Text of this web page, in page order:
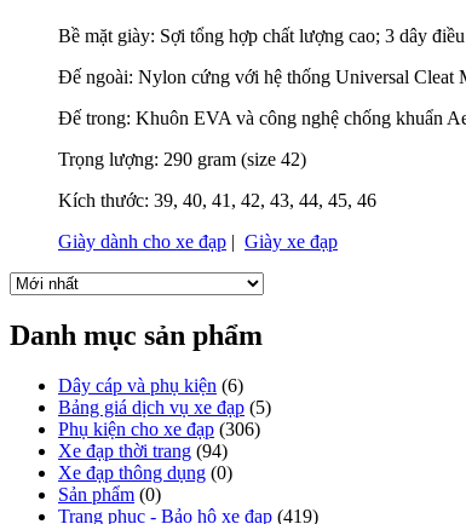
Bề mặt giày: Sợi tổng hợp chất lượng cao; 3 dây
Đế ngoài: Nylon cứng với hệ thống Universal Cleat
Đế trong: Khuôn EVA và công nghệ chống khuẩn
Trọng lượng: 290 gram (size 42)
Kích thước: 39, 40, 41, 42, 43, 44, 45, 46
Giày dành cho xe đạp | Giày xe đạp
Danh mục sản phẩm
Dây cáp và phụ kiện (6)
Bảng giá dịch vụ xe đạp (5)
Phụ kiện cho xe đạp (306)
Xe đạp thời trang (94)
Xe đạp thông dụng (0)
Sản phẩm (0)
Trang phục - Bảo hộ xe đạp (419)